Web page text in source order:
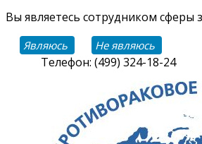
Вы являетесь сотрудником сферы
Являюсь Не являюсь
Телефон: (499) 324-18-24